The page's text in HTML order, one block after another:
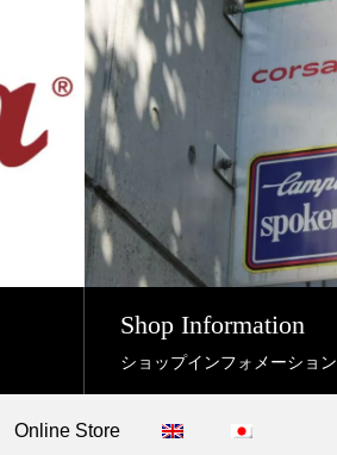
Shop Information
ショップインフォメーション
Online Store